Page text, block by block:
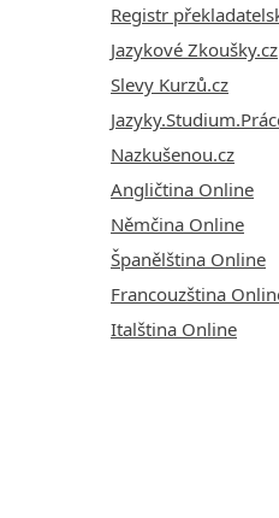
Registr
Jazykové Zkoušky.cz
Slevy Kurzů.cz
Nazkušenou.cz
Angličtina Online
Němčina Online
Španělština Online
Francouzština
Italština Online